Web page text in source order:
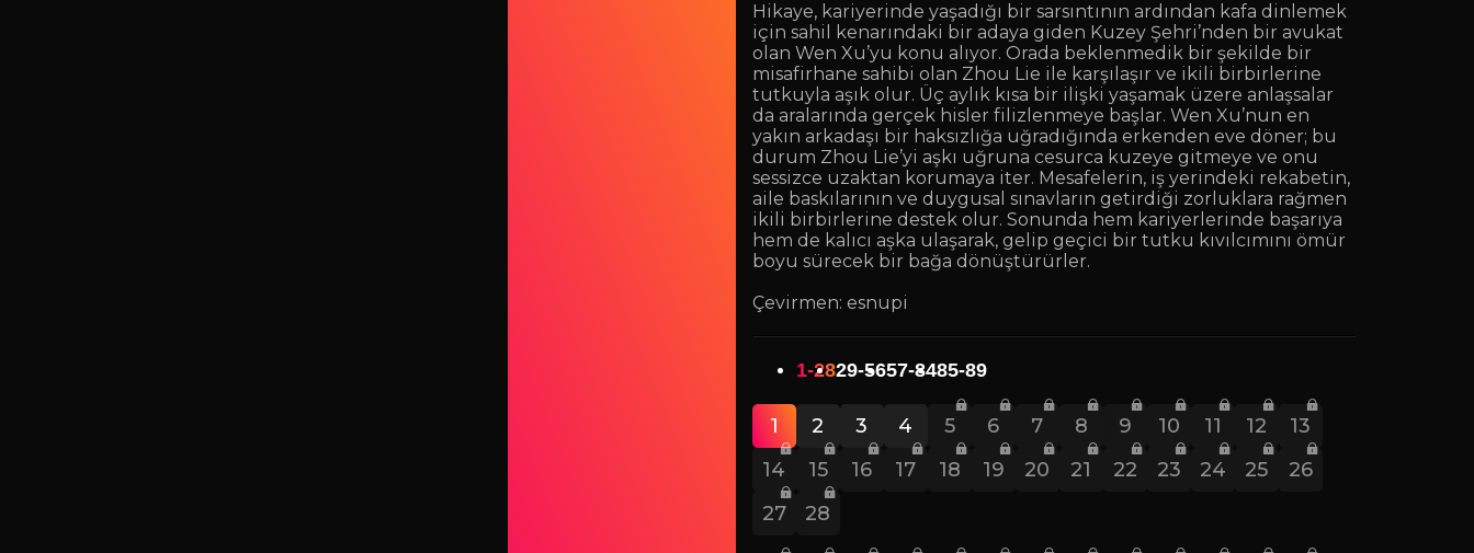
Hikaye, kariyerinde yaşadığı bir sarsıntının ardından kafa dinlemek
için sahil kenarındaki bir adaya giden Kuzey Şehri’nden bir avukat
olan Wen Xu’yu konu alıyor. Orada beklenmedik bir şekilde bir
misafirhane sahibi olan Zhou Lie ile karşılaşır ve ikili birbirlerine
tutkuyla aşık olur. Üç aylık kısa bir ilişki yaşamak üzere anlaşsalar
da aralarında gerçek hisler filizlenmeye başlar. Wen Xu’nun en
yakın arkadaşı bir haksızlığa uğradığında erkenden eve döner; bu
durum Zhou Lie’yi aşkı uğruna cesurca kuzeye gitmeye ve onu
sessizce uzaktan korumaya iter. Mesafelerin, iş yerindeki rekabetin,
aile baskılarının ve duygusal sınavların getirdiği zorluklara rağmen
ikili birbirlerine destek olur. Sonunda hem kariyerlerinde başarıya
hem de kalıcı aşka ulaşarak, gelip geçici bir tutku kıvılcımını ömür
boyu sürecek bir bağa dönüştürürler.
Çevirmen: esnupi
1-2829-5657-8485-89
1 2 3 4 5 6 7 8 9 10 11 12
13
14
15 16 17 18 19 20 21 22 23 24 25
26
27
28